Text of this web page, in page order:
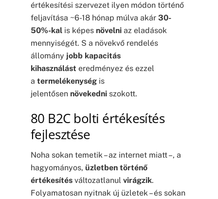
értékesítési szervezet ilyen módon történő
feljavítása ~6-18 hónap múlva akár 30-
50%-kalis képes növelniaz eladások
mennyiségét. S a növekvő rendelés
állomány jobb kapacitás
kihasználást eredményez és ezzel
a termelékenységis
jelentősen növekedniszokott.
80 B2C bolti értékesítés
fejlesztése
Noha sokan temetik – az internet miatt –, a
hagyományos, üzletben történő
értékesítésváltozatlanul virágzik.
Folyamatosan nyitnak új üzletek – és sokan